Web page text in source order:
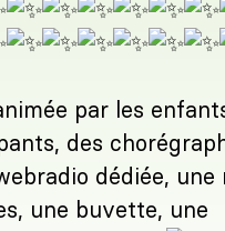
par les
des
dédiée, une
une buvette, une